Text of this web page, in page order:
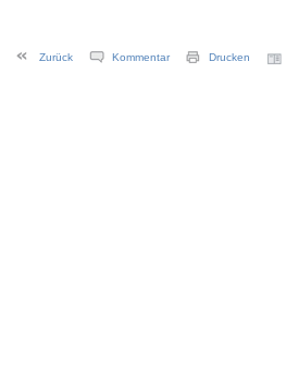
Zurück Kommentar Drucken